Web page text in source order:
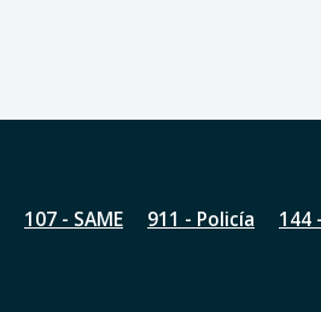
107 - SAME 911 - Policía 144